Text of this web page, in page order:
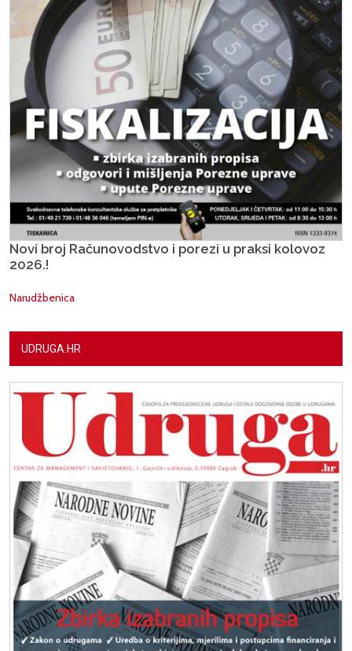
Novi broj Računovodstvo i porezi u praksi kolovoz
2026.!
Narudžbenica
UDRUGA.HR